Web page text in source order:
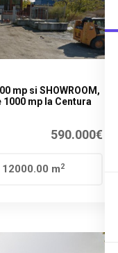
mp si SHOWROOM,
mp la Centura
590.000€
12000.00 m2